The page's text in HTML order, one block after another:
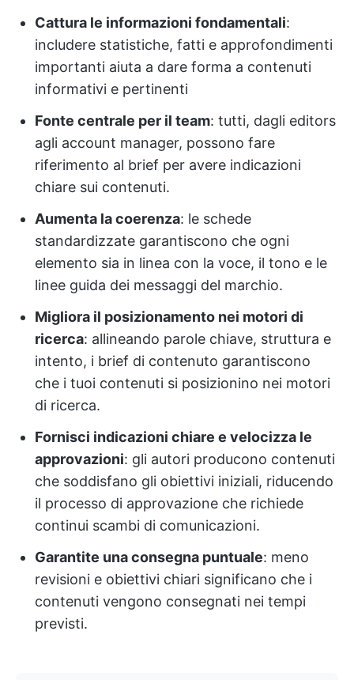
Cattura le informazioni fondamentali:
includere statistiche, fatti e approfondimenti
importanti aiuta a dare forma a contenuti
informativi e pertinenti
Fonte centrale per il team: tutti, dagli editors
agli account manager, possono fare
riferimento al brief per avere indicazioni
chiare sui contenuti.
Aumenta la coerenza: le schede
standardizzate garantiscono che ogni
elemento sia in linea con la voce, il tono e le
linee guida dei messaggi del marchio.
Migliora il posizionamento nei motori di
ricerca: allineando parole chiave, struttura e
intento, i brief di contenuto garantiscono
che i tuoi contenuti si posizionino nei motori
di ricerca.
Fornisci indicazioni chiare e velocizza le
approvazioni: gli autori producono contenuti
che soddisfano gli obiettivi iniziali, riducendo
il processo di approvazione che richiede
continui scambi di comunicazioni.
Garantite una consegna puntuale: meno
revisioni e obiettivi chiari significano che i
contenuti vengono consegnati nei tempi
previsti.